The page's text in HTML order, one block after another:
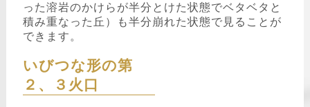
った溶岩のかけらが半分とけた状態でベタベタと
積み重なった丘）も半分崩れた状態で見ることが
できます。
いびつな形の第
２、３火口